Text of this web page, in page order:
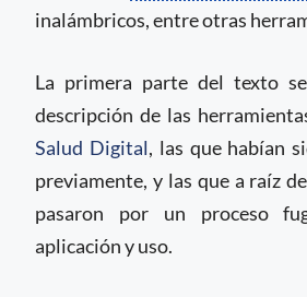
inalámbricos, entre otras
La primera parte del texto
descripción de las
Salud Digital, las que habían
previamente, y las que a raíz
pasaron por un proceso
aplicación y uso.